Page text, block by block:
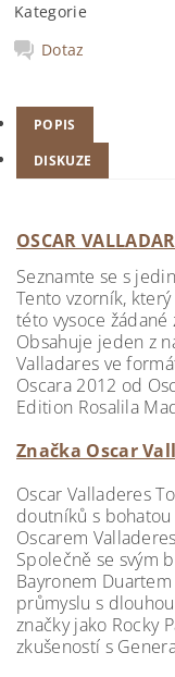
Kategorie
Dotaz
POPIS
DISKUZE
OSCAR
Seznamte se s
Tento vzorník,
této vysoce
Obsahuje jeden z
Valladares ve
Oscara 2012 od
Edition Rosalila
Značka Oscar
Oscar Valladeres
doutníků s
Oscarem
Společně se svým
Bayronem
průmyslu s
značky jako Rocky
zkušeností s